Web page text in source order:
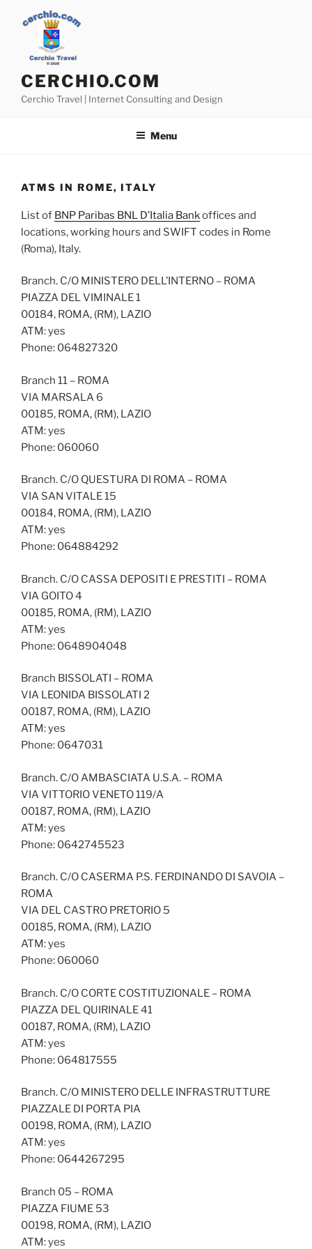
CERCHIO.COM
Cerchio Travel | Internet Consulting and Design
Menu
ATMS IN ROME, ITALY
List of BNP Paribas BNL D’Italia Bankoffices and
locations, working hours and SWIFT codes in Rome
(Roma), Italy.
Branch. C/O MINISTERO DELL’INTERNO – ROMA
PIAZZA DEL VIMINALE 1
00184, ROMA, (RM), LAZIO
ATM: yes
Phone: 064827320
Branch 11 – ROMA
VIA MARSALA 6
00185, ROMA, (RM), LAZIO
ATM: yes
Phone: 060060
Branch. C/O QUESTURA DI ROMA – ROMA
VIA SAN VITALE 15
00184, ROMA, (RM), LAZIO
ATM: yes
Phone: 064884292
Branch. C/O CASSA DEPOSITI E PRESTITI – ROMA
VIA GOITO 4
00185, ROMA, (RM), LAZIO
ATM: yes
Phone: 0648904048
Branch BISSOLATI – ROMA
VIA LEONIDA BISSOLATI 2
00187, ROMA, (RM), LAZIO
ATM: yes
Phone: 0647031
Branch. C/O AMBASCIATA U.S.A. – ROMA
VIA VITTORIO VENETO 119/A
00187, ROMA, (RM), LAZIO
ATM: yes
Phone: 0642745523
Branch. C/O CASERMA P.S. FERDINANDO DI SAVOIA –
ROMA
VIA DEL CASTRO PRETORIO 5
00185, ROMA, (RM), LAZIO
ATM: yes
Phone: 060060
Branch. C/O CORTE COSTITUZIONALE – ROMA
PIAZZA DEL QUIRINALE 41
00187, ROMA, (RM), LAZIO
ATM: yes
Phone: 064817555
Branch. C/O MINISTERO DELLE INFRASTRUTTURE
PIAZZALE DI PORTA PIA
00198, ROMA, (RM), LAZIO
ATM: yes
Phone: 0644267295
Branch 05 – ROMA
PIAZZA FIUME 53
00198, ROMA, (RM), LAZIO
ATM: yes